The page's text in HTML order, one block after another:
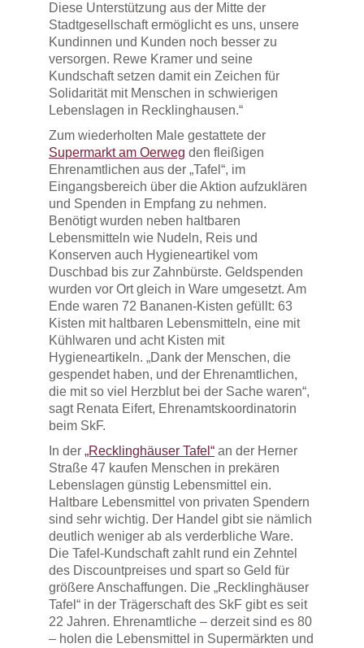
Diese Unterstützung aus der Mitte der
Stadtgesellschaft ermöglicht es uns, unsere
Kundinnen und Kunden noch besser zu
versorgen. Rewe Kramer und seine
Kundschaft setzen damit ein Zeichen für
Solidarität mit Menschen in schwierigen
Lebenslagen in Recklinghausen.“
Zum wiederholten Male gestattete der
Supermarkt am Oerweg den fleißigen
Ehrenamtlichen aus der „Tafel“, im
Eingangsbereich über die Aktion aufzuklären
und Spenden in Empfang zu nehmen.
Benötigt wurden neben haltbaren
Lebensmitteln wie Nudeln, Reis und
Konserven auch Hygieneartikel vom
Duschbad bis zur Zahnbürste. Geldspenden
wurden vor Ort gleich in Ware umgesetzt. Am
Ende waren 72 Bananen-Kisten gefüllt: 63
Kisten mit haltbaren Lebensmitteln, eine mit
Kühlwaren und acht Kisten mit
Hygieneartikeln. „Dank der Menschen, die
gespendet haben, und der Ehrenamtlichen,
die mit so viel Herzblut bei der Sache waren“,
sagt Renata Eifert, Ehrenamtskoordinatorin
beim SkF.
In der „Recklinghäuser Tafel“ an der Herner
Straße 47 kaufen Menschen in prekären
Lebenslagen günstig Lebensmittel ein.
Haltbare Lebensmittel von privaten Spendern
sind sehr wichtig. Der Handel gibt sie nämlich
deutlich weniger ab als verderbliche Ware.
Die Tafel-Kundschaft zahlt rund ein Zehntel
des Discountpreises und spart so Geld für
größere Anschaffungen. Die „Recklinghäuser
Tafel“ in der Trägerschaft des SkF gibt es seit
22 Jahren. Ehrenamtliche – derzeit sind es 80
– holen die Lebensmittel in Supermärkten und